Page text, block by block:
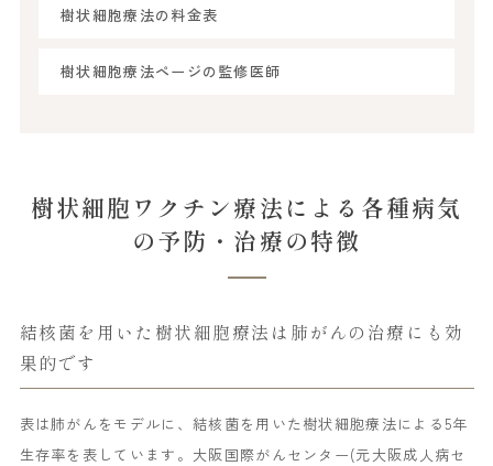
樹状細胞療法の料金表
樹状細胞療法ページの監修医師
樹状細胞ワクチン療法による各種病気
の予防・治療の特徴
結核菌を用いた樹状細胞療法は肺がんの治療にも効
果的です
表は肺がんをモデルに、結核菌を用いた樹状細胞療法による5年
生存率を表しています。大阪国際がんセンター(元大阪成人病セ